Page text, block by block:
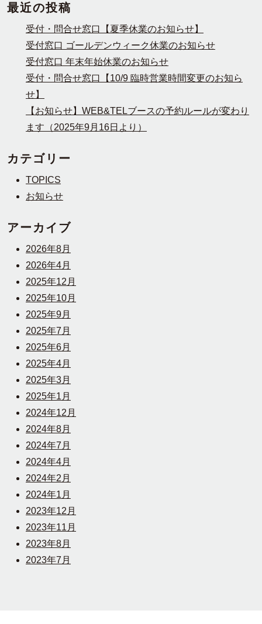
最近の投稿
受付・問合せ窓口【夏季休業のお知らせ】
受付窓口 ゴールデンウィーク休業のお知らせ
受付窓口 年末年始休業のお知らせ
受付・問合せ窓口【10/9 臨時営業時間変更のお知ら
せ】
【お知らせ】WEB&TELブースの予約ルールが変わり
ます（2025年9月16日より）
カテゴリー
TOPICS
お知らせ
アーカイブ
2026年8月
2026年4月
2025年12月
2025年10月
2025年9月
2025年7月
2025年6月
2025年4月
2025年3月
2025年1月
2024年12月
2024年8月
2024年7月
2024年4月
2024年2月
2024年1月
2023年12月
2023年11月
2023年8月
2023年7月